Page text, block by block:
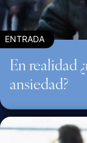
ENTRADA
En realidad
ansiedad?